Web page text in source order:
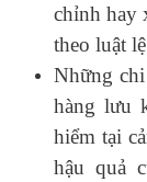
chỉnh hay
theo luật
Những
hàng lưu
hiểm tại
hậu quả